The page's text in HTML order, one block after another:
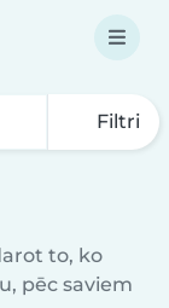
Filtri
to, ko
pēc saviem